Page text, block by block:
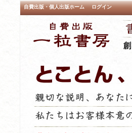
自費出版・個人出版ホーム ログイン